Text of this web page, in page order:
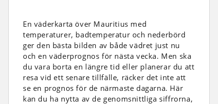
En väderkarta över Mauritius med
temperaturer, badtemperatur och nederbörd
ger den bästa bilden av både vädret just nu
och en väderprognos för nästa vecka. Men ska
du vara borta en längre tid eller planerar du att
resa vid ett senare tillfälle, räcker det inte att
se en prognos för de närmaste dagarna. Här
kan du ha nytta av de genomsnittliga siffrorna,